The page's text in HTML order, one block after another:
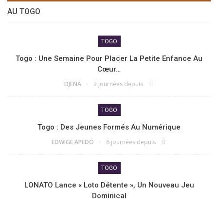
AU TOGO
TOGO
Togo : Une Semaine Pour Placer La Petite Enfance Au
Cœur…
DJENA 2 journées depuis
TOGO
Togo : Des Jeunes Formés Au Numérique
EDWIGE APEDO 6 journées depuis
TOGO
LONATO Lance « Loto Détente », Un Nouveau Jeu
Dominical